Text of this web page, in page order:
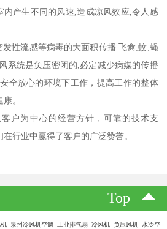
内产生不同的风速,造成凉风效应,令人感
性流感等病毒的大面积传播.飞禽,蚊,蝇
系统是负压密闭的,必定减少病媒的传播
全放心的环境下工作，提高工作的整体
。
户为中心的经营方针，可靠的技术支
行业中赢得了客户的广泛赞誉。
Top
机 泉州冷风机空调 工业排气扇 冷风机 负压风机 水冷空